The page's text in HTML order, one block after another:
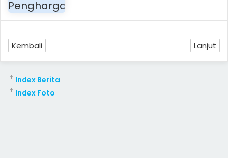
Kembali Lanjut
Index Berita
+
Index Foto
+